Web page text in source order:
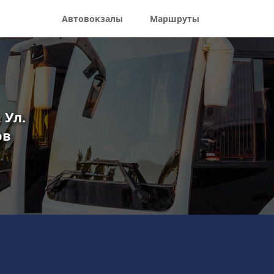
Автовокзалы Маршруты
Ул.